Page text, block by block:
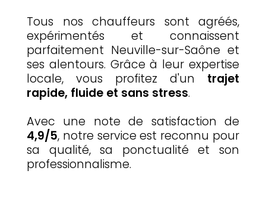
Tous nos chauffeurs sont agréés,
expérimentés et connaissent
parfaitement Neuville-sur-Saône et
ses alentours. Grâce à leur expertise
locale, vous profitez d'un trajet
rapide, fluide et sans stress.
Avec une note de satisfaction de
4,9/5, notre service est reconnu pour
sa qualité, sa ponctualité et son
professionnalisme.